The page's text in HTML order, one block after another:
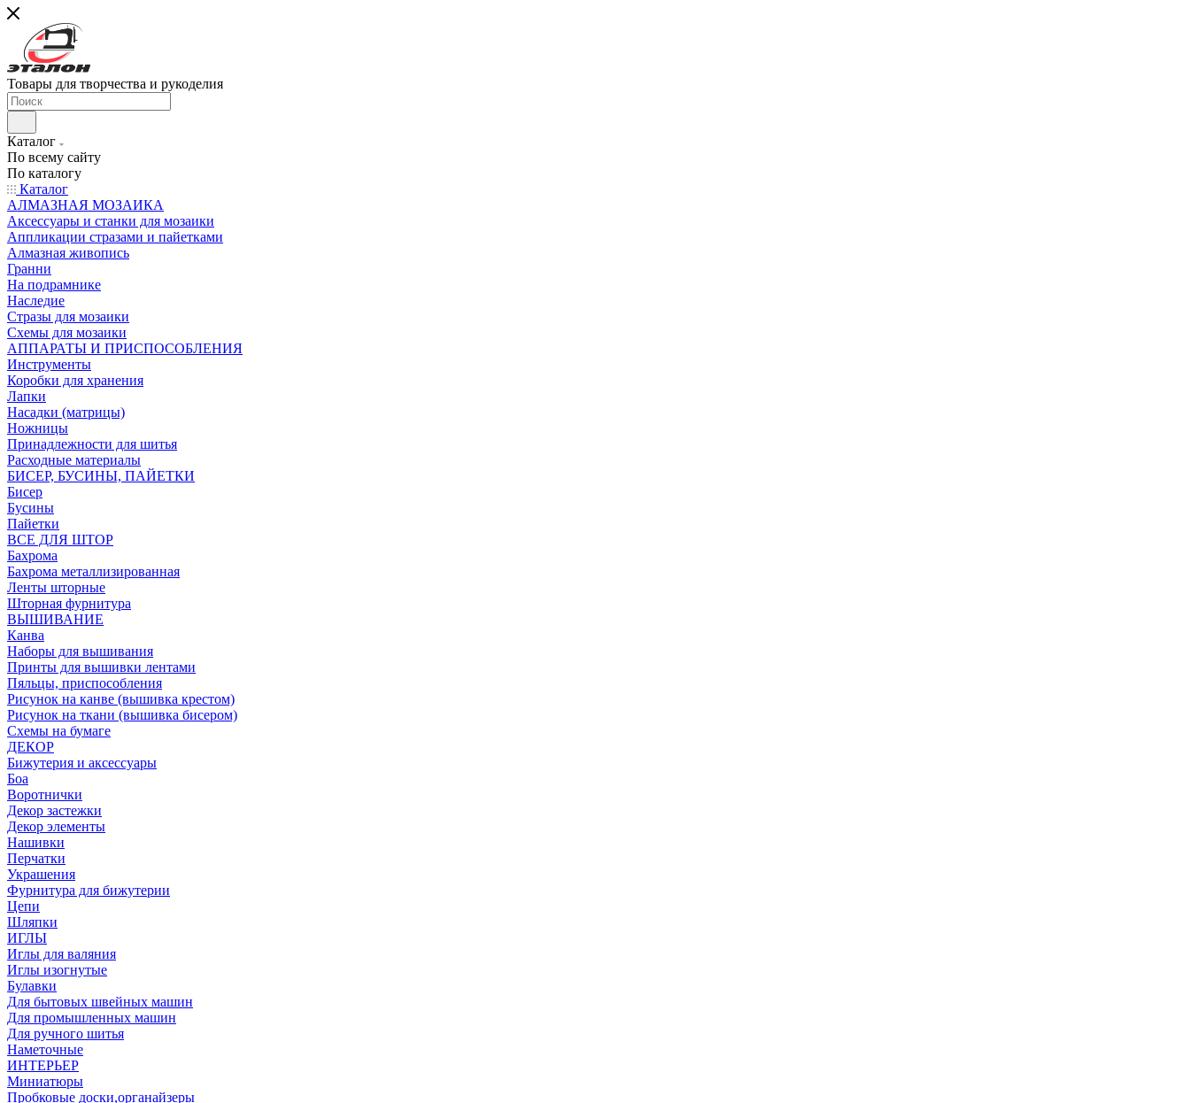
Товары для творчества и рукоделия
Каталог
По всему сайту
По каталогу
Каталог
АЛМАЗНАЯ МОЗАИКА
Аксессуары и станки для мозаики
Аппликации стразами и пайетками
Алмазная живопись
Гранни
На подрамнике
Наследие
Стразы для мозаики
Схемы для мозаики
АППАРАТЫ И ПРИСПОСОБЛЕНИЯ
Инструменты
Коробки для хранения
Лапки
Насадки (матрицы)
Ножницы
Принадлежности для шитья
Расходные материалы
БИСЕР, БУСИНЫ, ПАЙЕТКИ
Бисер
Бусины
Пайетки
ВСЕ ДЛЯ ШТОР
Бахрома
Бахрома металлизированная
Ленты шторные
Шторная фурнитура
ВЫШИВАНИЕ
Канва
Наборы для вышивания
Принты для вышивки лентами
Пяльцы, приспособления
Рисунок на канве (вышивка крестом)
Рисунок на ткани (вышивка бисером)
Схемы на бумаге
ДЕКОР
Бижутерия и аксессуары
Боа
Воротнички
Декор застежки
Декор элементы
Нашивки
Перчатки
Украшения
Фурнитура для бижутерии
Цепи
Шляпки
ИГЛЫ
Иглы для валяния
Иглы изогнутые
Булавки
Для бытовых швейных машин
Для промышленных машин
Для ручного шитья
Наметочные
ИНТЕРЬЕР
Миниатюры
Пробковые доски,органайзеры